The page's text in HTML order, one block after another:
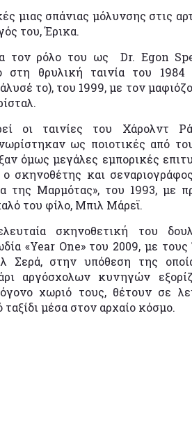
μιας σπάνιας μόλυνσης στις
του, Έρικα.
τον ρόλο του ως Dr. Egon
στη θρυλική ταινία του
το), του 1999, με τον
οι ταινίες του Χάρολντ
ως ποιοτικές από
όμως μεγάλες εμπορικές
σκηνοθέτης και
της Μαρμότας», του 1993, με
του φίλο, Μπιλ Μάρεϊ.
σκηνοθετική του
«Year One» του 2009, με
Σερά, στην υπόθεση της
αργόσχολων κυνηγών
χωριό τους, θέτουν σε
ταξίδι μέσα στον αρχαίο κόσμο.